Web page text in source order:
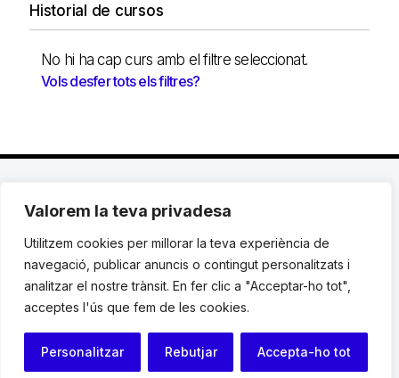
Valorem la teva privadesa
Utilitzem cookies per millorar la teva experiència de
navegació, publicar anuncis o contingut personalitzats i
analitzar el nostre trànsit. En fer clic a "Acceptar-ho tot",
acceptes l'ús que fem de les cookies.
Personalitzar Rebutjar Accepta-ho tot
Historial de cursos
No hi ha cap curs amb el filtre seleccionat.
Vols desfer tots els filtres?
C. Avinyó 44, 2n | 08002 Barcelona |
119 03 72|institut@idhc.org
© Institut de Drets Humans de Catalunya.
Avis legal|Cookies|Contacte
Programació web: Space Bits